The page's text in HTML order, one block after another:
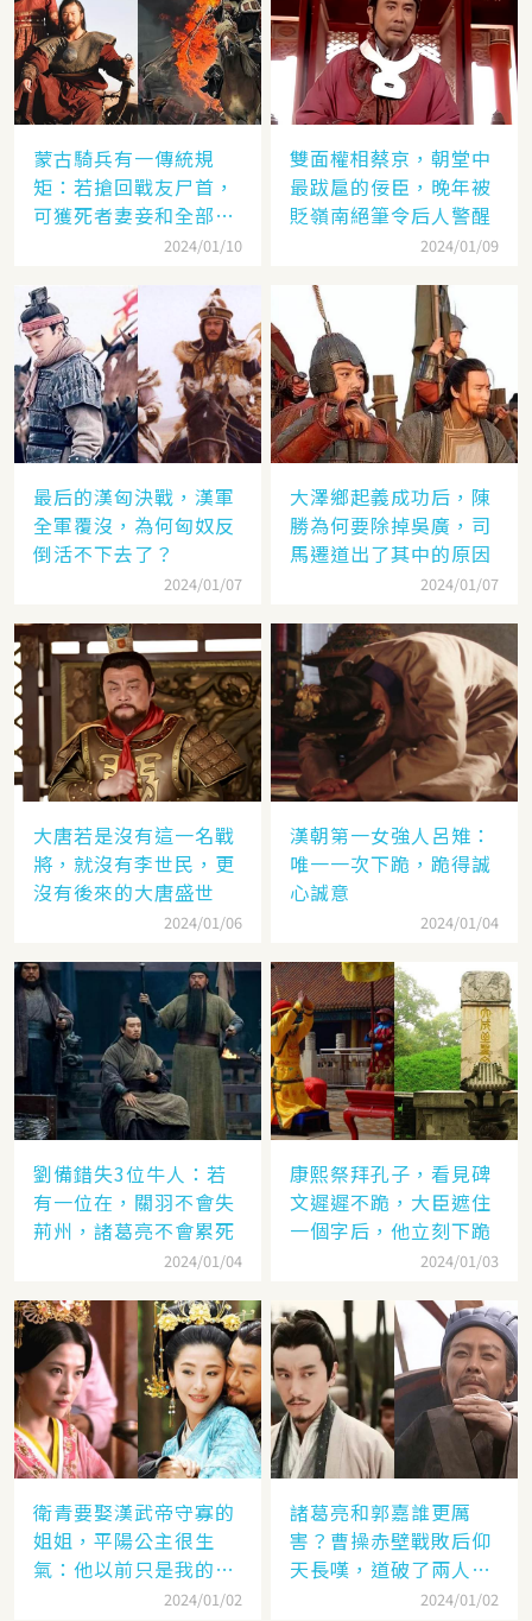
蒙古騎兵有一傳統規
矩：若搶回戰友尸首，
可獲死者妻妾和全部牲
2024/01/10
雙面權相蔡京，朝堂中
最跋扈的佞臣，晚年被
貶嶺南絕筆令后人警醒
2024/01/09
最后的漢匈決戰，漢軍
全軍覆沒，為何匈奴反
倒活不下去了？
2024/01/07
大澤鄉起義成功后，陳
勝為何要除掉吳廣，司
馬遷道出了其中的原因
2024/01/07
大唐若是沒有這一名戰
將，就沒有李世民，更
沒有後來的大唐盛世
2024/01/06
漢朝第一女強人呂雉：
唯一一次下跪，跪得誠
心誠意
2024/01/04
劉備錯失3位牛人：若
有一位在，關羽不會失
荊州，諸葛亮不會累死
2024/01/04
康熙祭拜孔子，看見碑
文遲遲不跪，大臣遮住
一個字后，他立刻下跪
2024/01/03
衛青要娶漢武帝守寡的
姐姐，平陽公主很生
氣：他以前只是我的奴
2024/01/02
諸葛亮和郭嘉誰更厲
害？曹操赤壁戰敗后仰
天長嘆，道破了兩人高
2024/01/02